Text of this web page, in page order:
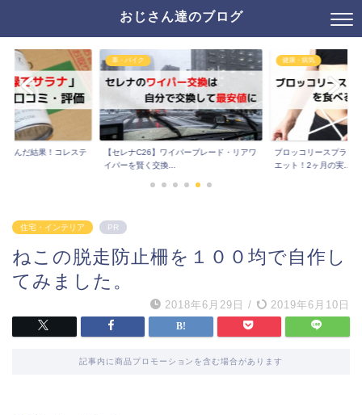
おじさん達のブログ
飲んだ結果！コレステ
車・バイク
【セレナC26】ワイパーブレード・リアワ
イパーを賢く交換...
健康・病気
ブロッコリースプラウ
エット！2ヶ月の実...
住宅・インテリア PR
ねこの脱走防止柵を１００均で自作し
てみました。
2018年6月29日 / 2019年6月10日
記事内に商品プロモーションを含む場合があります